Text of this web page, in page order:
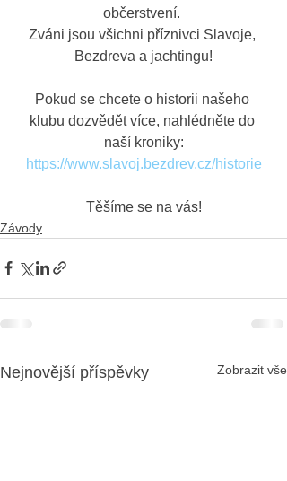
občerstvení.
Zváni jsou všichni příznivci Slavoje,
Bezdreva a jachtingu!
Pokud se chcete o historii našeho
klubu dozvědět více, nahlédněte do
naší kroniky:
https://www.slavoj.bezdrev.cz/historie
Těšíme se na vás!
Závody
Nejnovější příspěvky Zobrazit vše